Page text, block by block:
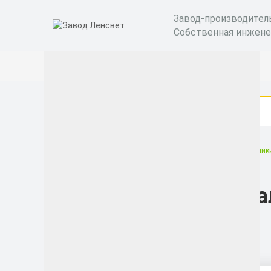
Завод-
Собственная
Светильники